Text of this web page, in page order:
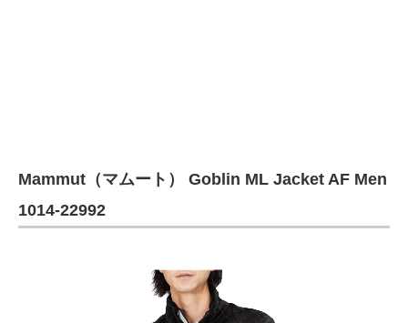
Mammut（マムート） Goblin ML Jacket AF Men
1014-22992